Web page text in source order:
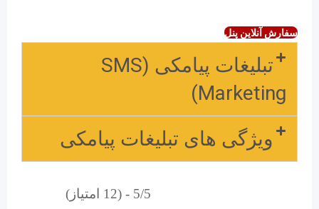
سفارش آنلاین پنل
تبلیغات پیامکی (SMS
Marketing)
ویژگی های تبلیغات پیامکی
5/5 - (12 امتیاز)